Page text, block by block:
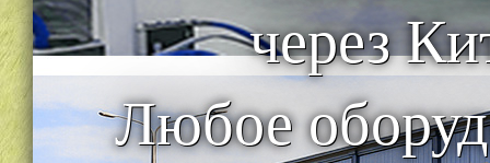
через
Любое